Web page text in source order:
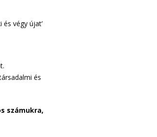
végy újat’
és
számukra,